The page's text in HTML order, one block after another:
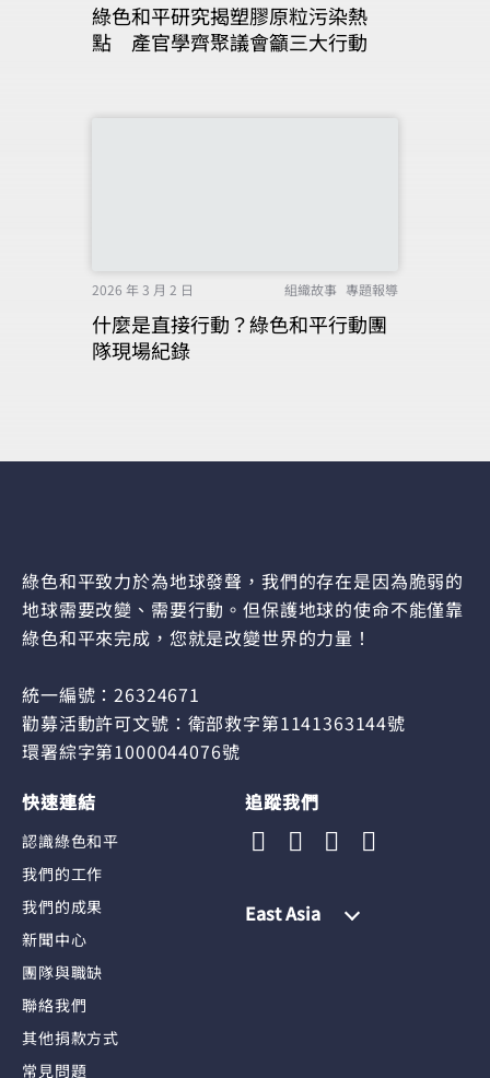
綠色和平研究揭塑膠原粒污染熱
點 產官學齊聚議會籲三大行動
2026 年 3 月 2 日 組織故事 專題報導
什麼是直接行動？綠色和平行動團
隊現場紀錄
綠色和平致力於為地球發聲，我們的存在是因為脆弱的
地球需要改變、需要行動。但保護地球的使命不能僅靠
綠色和平來完成，您就是改變世界的力量！
統一編號：26324671
勸募活動許可文號：衛部救字第1141363144號
環署綜字第1000044076號
快速連結
認識綠色和平
我們的工作
我們的成果
新聞中心
團隊與職缺
聯絡我們
其他捐款方式
常見問題
追蹤我們
East Asia